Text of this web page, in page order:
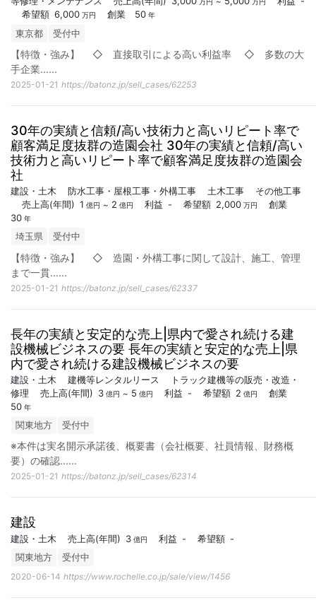
希望額 6,000 万円 創業 50 年
東京都 受付中
【特徴・強み】 ◇ 直接取引による高い利益率 ◇ 多数の大
手企業......
2025-01-21 https://batonz.jp/sell_cases/62253
30年の実績と信頼/高い技術力と高いリピート率で
顧客満足度抜群の造園会社 30年の実績と信頼/高い
技術力と高いリピート率で顧客満足度抜群の造園会
社
建設・土木 防水工事・屋根工事・外構工事 土木工事
その他工事
売上高(年間) 1 億円 ~ 2 億円 利益 - 希望額 2,000 万円
創業
30 年
埼玉県 受付中
【特徴・強み】 ◇ 造園・外構工事に関して設計、施工、管理
まで一貫......
2025-01-21 https://batonz.jp/sell_cases/62337
長年の実績と安定的な売上|県内で愛され続ける建
設機械ビジネスの要 長年の実績と安定的な売上|県
内で愛され続ける建設機械ビジネスの要
建設・土木 建機等レンタルリース
トラック建機等の販売・改造・
修理
売上高(年間) 3 億円 ~ 5 億円 利益 - 希望額 2 億円
創業
50 年
関東地方 受付中
※本件は実名開示承諾後、概要書（会社概要、社員情報、財務概
要）の確認......
2025-01-21 https://batonz.jp/sell_cases/62314
建設
建設・土木 売上高(年間) 3 億円 利益 - 希望額 -
関東地方
受付中
2020-06-14 https://www.rochelle.co.jp/sale/view/1456